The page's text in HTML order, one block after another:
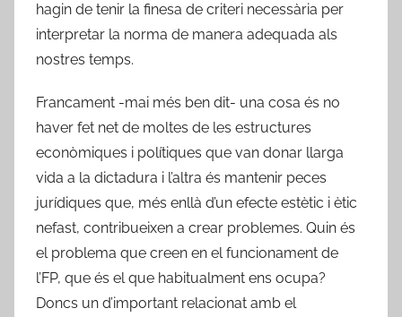
hagin de tenir la finesa de criteri necessària per
interpretar la norma de manera adequada als
nostres temps.
Francament -mai més ben dit- una cosa és no
haver fet net de moltes de les estructures
econòmiques i polítiques que van donar llarga
vida a la dictadura i l’altra és mantenir peces
jurídiques que, més enllà d’un efecte estètic i ètic
nefast, contribueixen a crear problemes. Quin és
el problema que creen en el funcionament de
l’FP, que és el que habitualment ens ocupa?
Doncs un d’important relacionat amb el